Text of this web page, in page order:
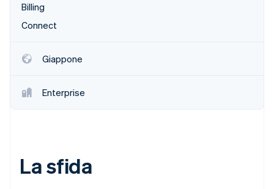
Billing
Connect
Giappone
Enterprise
La sfida